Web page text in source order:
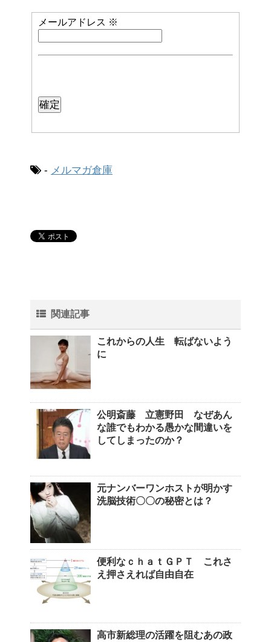
メールアドレス ※
- メルマガ倉庫
関連記事
これからの人生 転ばないよう
に
公明斎藤 立憲野田 なぜあん
な誰でもわかる愚かな間違いを
してしまったのか？
元ナンバーワンホストが明かす
洗脳技術〇〇の秘密とは？
便利なｃｈａｔＧＰＴ これさ
え押さえれば自由自在
高市新総理の活躍を阻むあの政